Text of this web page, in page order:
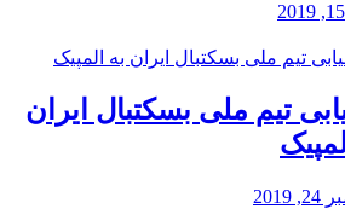
تیم ملی بسکتبال ایران